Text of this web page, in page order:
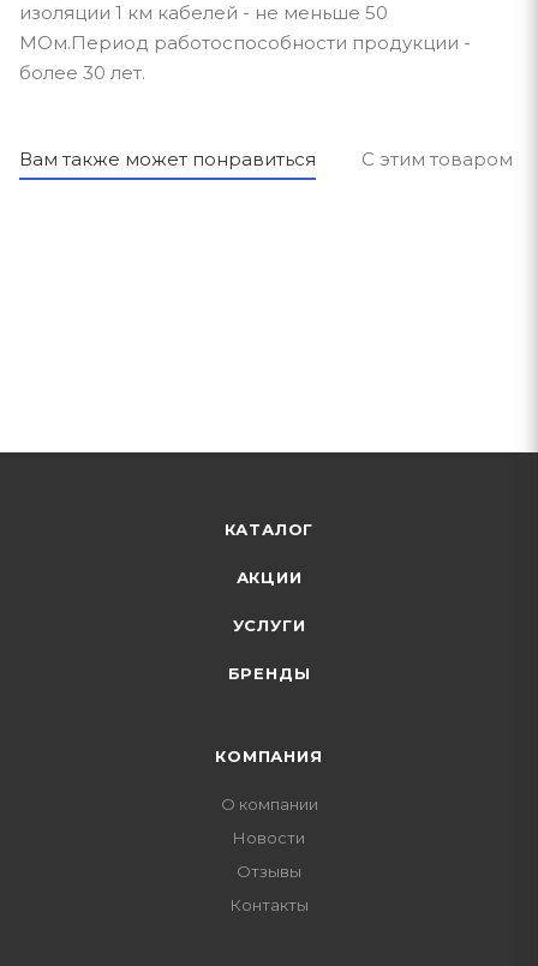
изоляции 1 км кабелей - не меньше 50
МОм.Период работоспособности продукции -
более 30 лет.
Вам также может понравиться С этим товаром
КАТАЛОГ
АКЦИИ
УСЛУГИ
БРЕНДЫ
КОМПАНИЯ
О компании
Новости
Отзывы
Контакты